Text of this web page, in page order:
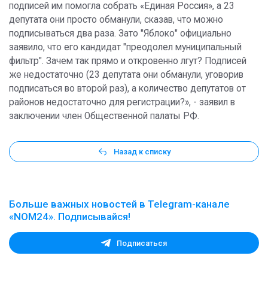
подписей им помогла собрать «Единая Россия», а 23
депутата они просто обманули, сказав, что можно
подписываться два раза. Зато "Яблоко" официально
заявило, что его кандидат "преодолел муниципальный
фильтр". Зачем так прямо и откровенно лгут? Подписей
же недостаточно (23 депутата они обманули, уговорив
подписаться во второй раз), а количество депутатов от
районов недостаточно для регистрации?», - заявил в
заключении член Общественной палаты РФ.
Назад к списку
Больше важных новостей в Telegram-канале
«NOM24». Подписывайся!
Подписаться